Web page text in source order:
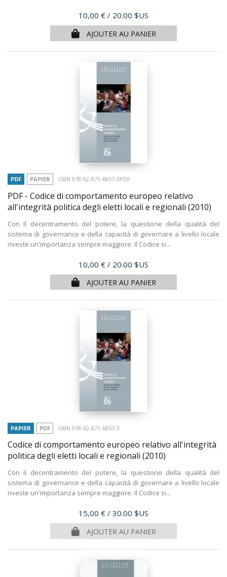
Prix
10,00 € / 20.00 $US
AJOUTER AU PANIER
PDF PAPIER ISBN 978-92-871-6857-3PDF
PDF - Codice di comportamento europeo relativo
all'integrità politica degli eletti locali e regionali (2010)
Con il decentramento del potere, la questione della qualità del
sistema di governance e della capacità di governare a livello locale
riveste un'importanza sempre maggiore. Il Codice si...
Prix
10,00 € / 20.00 $US
AJOUTER AU PANIER
PAPIER PDF ISBN 978-92-871-6857-3
Codice di comportamento europeo relativo all'integrità
politica degli eletti locali e regionali (2010)
Con il decentramento del potere, la questione della qualità del
sistema di governance e della capacità di governare a livello locale
riveste un'importanza sempre maggiore. Il Codice si...
Prix
15,00 € / 30.00 $US
AJOUTER AU PANIER